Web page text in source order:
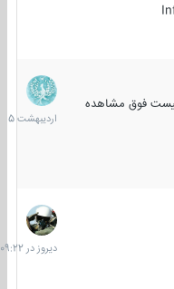
فوق مشاهده
27
1405
دیروز
در
09:22